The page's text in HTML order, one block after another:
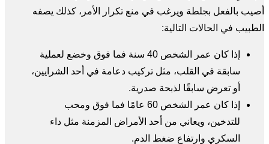
أصيب بالفعل بجلطة ويرغب في منع تكرار الأمر، كذلك يصفه
الطبيب في الحالات التالية:
إذا كان عمر الشخص 40 سنة فما فوق وخضع لعملية
سابقة في القلب، مثل تركيب دعامة في أحد الشرايين،
أو تعرض سابقًا لذبحة صدرية.
إذا كان عمر الشخص 60 عامًا فما فوق ومحب
للتدخين، ويعاني من أحد الأمراض المزمنة مثل داء
السكري وارتفاع ضغط الدم.